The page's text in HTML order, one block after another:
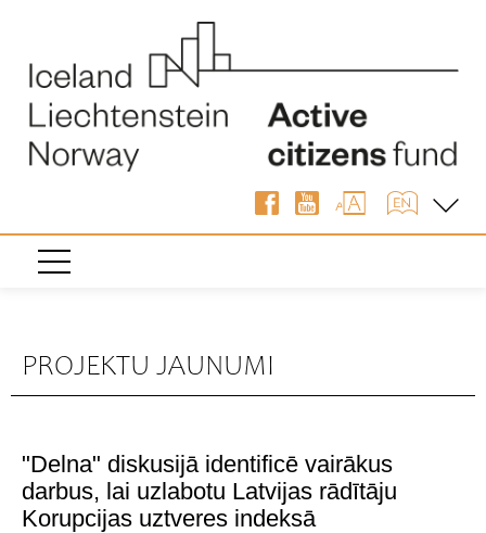
PROJEKTU JAUNUMI
"Delna" diskusijā identificē vairākus
darbus, lai uzlabotu Latvijas rādītāju
Korupcijas uztveres indeksā